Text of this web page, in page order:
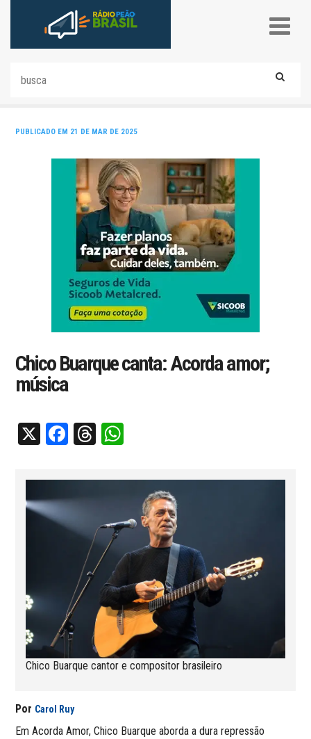
PUBLICADO EM 21 DE MAR DE 2025
Chico Buarque canta: Acorda amor;
música
X Facebook
Threads
Chico Buarque cantor e compositor brasileiro
Por Carol Ruy
Em Acorda Amor, Chico Buarque aborda a dura repressão